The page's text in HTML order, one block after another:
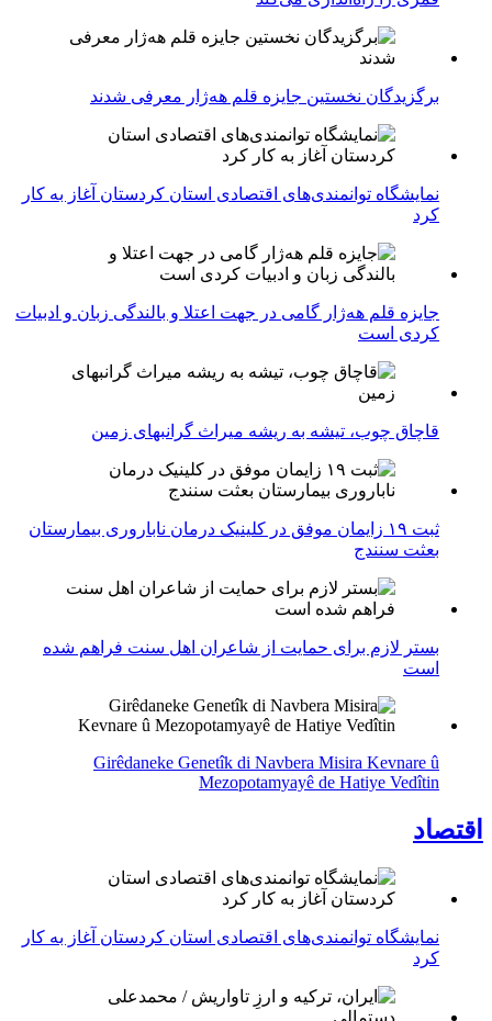
برگزیدگان نخستین جایزه قلم هه‌ژار معرفی شدند
نمایشگاه توانمندی‌های اقتصادی استان کردستان آغاز به کار
کرد
جایزه قلم هه‌ژار گامی در جهت اعتلا و بالندگی زبان و ادبیات
کردی است
قاچاق چوب، تیشه به ریشه میراث گرانبهای زمین
ثبت ۱۹ زایمان موفق در کلینیک درمان ناباروری بیمارستان
بعثت سنندج
بستر لازم برای حمایت از شاعران اهل سنت فراهم شده
است
Girêdaneke Genetîk di Navbera Misira Kevnare û
Mezopotamyayê de Hatiye Vedîtin
اقتصاد
نمایشگاه توانمندی‌های اقتصادی استان کردستان آغاز به کار
کرد